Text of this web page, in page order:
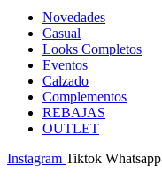
Novedades
Casual
Looks Completos
Eventos
Calzado
Complementos
REBAJAS
OUTLET
Instagram Tiktok Whatsapp